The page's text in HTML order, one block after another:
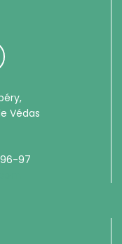
Védas
97